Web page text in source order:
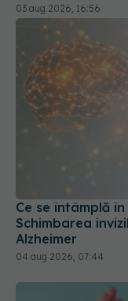
Ce se întâmplă
Schimbarea
Alzheimer